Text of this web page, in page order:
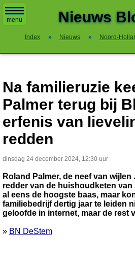
menu Nieuws
Index » Nieuws » Noord-
Na familieruzie
Palmer terug bij
erfenis van
redden
dinsdag 24 december 2024, 12:30 uur
Roland Palmer, de neef van
redder van de huishoudketen van
al eens de hoogste baas, maar
familiebedrijf dertig jaar te leiden
geloofde in internet, maar de rest
» BN DeStem